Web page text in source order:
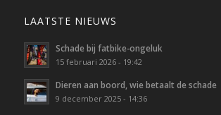
LAATSTE NIEUWS
Schade bij fatbike-ongeluk
15 februari 2026 - 19:42
Dieren aan boord, wie betaalt de schade
9 december 2025 - 14:36